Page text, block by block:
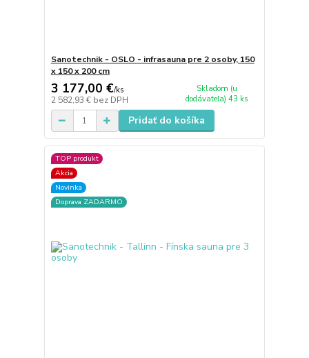
Sanotechnik - OSLO - infrasauna pre 2 osoby, 150
x 150 x 200 cm
3 177,00 €/ks
2 582,93 € bez DPH
Skladom (u
dodávateľa) 43 ks
Pridať do košíka
TOP produkt
Akcia
Novinka
Doprava ZADARMO